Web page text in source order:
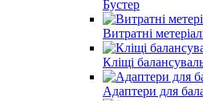
Бустер
Витратні
Кліщі
Адаптери для